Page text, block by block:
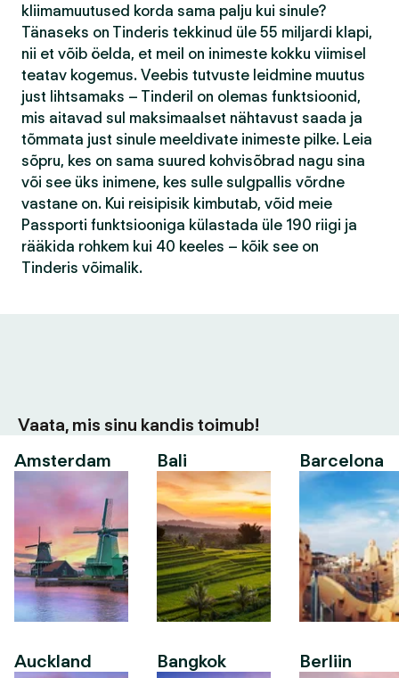
kliimamuutused korda sama palju kui sinule?
Tänaseks on Tinderis tekkinud üle 55 miljardi klapi,
nii et võib öelda, et meil on inimeste kokku viimisel
teatav kogemus. Veebis tutvuste leidmine muutus
just lihtsamaks – Tinderil on olemas funktsioonid,
mis aitavad sul maksimaalset nähtavust saada ja
tõmmata just sinule meeldivate inimeste pilke. Leia
sõpru, kes on sama suured kohvisõbrad nagu sina
või see üks inimene, kes sulle sulgpallis võrdne
vastane on. Kui reisipisik kimbutab, võid meie
Passporti funktsiooniga külastada üle 190 riigi ja
rääkida rohkem kui 40 keeles – kõik see on
Tinderis võimalik.
Vaata, mis sinu kandis toimub!
Amsterdam
Auckland
Bali
Bangkok
Barcelona
Berliin